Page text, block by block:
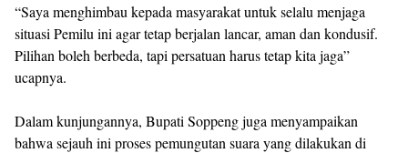
“Saya menghimbau kepada masyarakat untuk selalu menjaga
situasi Pemilu ini agar tetap berjalan lancar, aman dan kondusif.
Pilihan boleh berbeda, tapi persatuan harus tetap kita jaga”
ucapnya.
Dalam kunjungannya, Bupati Soppeng juga menyampaikan
bahwa sejauh ini proses pemungutan suara yang dilakukan di